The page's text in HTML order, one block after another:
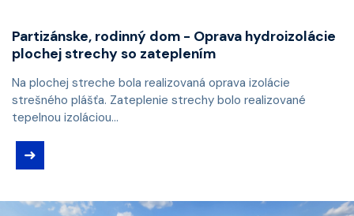
Partizánske, rodinný dom - Oprava hydroizolácie
plochej strechy so zateplením
Na plochej streche bola realizovaná oprava izolácie
strešného plášťa. Zateplenie strechy bolo realizované
tepelnou izoláciou...
➜